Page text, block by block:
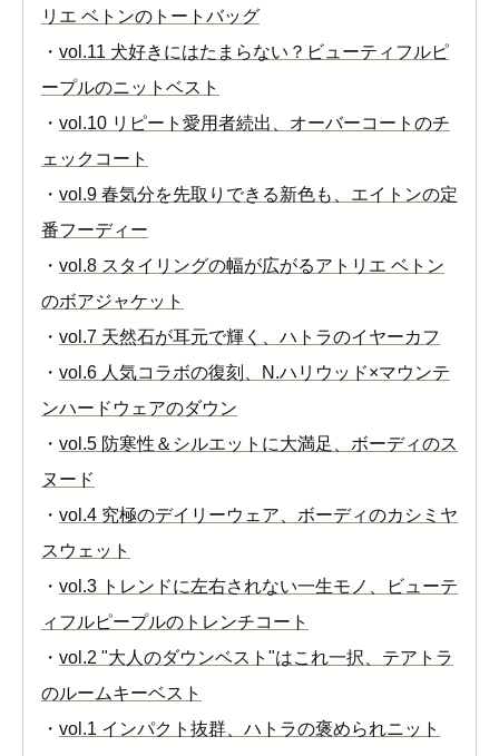
リエ ベトンのトートバッグ
・ vol.11 犬好きにはたまらない？ビューティフルピ
ープルのニットベスト
・ vol.10 リピート愛用者続出、オーバーコートのチ
ェックコート
・ vol.9 春気分を先取りできる新色も、エイトンの定
番フーディー
・ vol.8 スタイリングの幅が広がるアトリエ ベトン
のボアジャケット
・ vol.7 天然石が耳元で輝く、ハトラのイヤーカフ
・ vol.6 人気コラボの復刻、N.ハリウッド×マウンテ
ンハードウェアのダウン
・ vol.5 防寒性＆シルエットに大満足、ボーディのス
ヌード
・ vol.4 究極のデイリーウェア、ボーディのカシミヤ
スウェット
・ vol.3 トレンドに左右されない一生モノ、ビューテ
ィフルピープルのトレンチコート
・ vol.2 "大人のダウンベスト"はこれ一択、テアトラ
のルームキーベスト
・ vol.1 インパクト抜群、ハトラの褒められニット